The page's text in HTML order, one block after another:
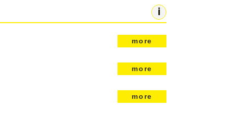
more
more
more